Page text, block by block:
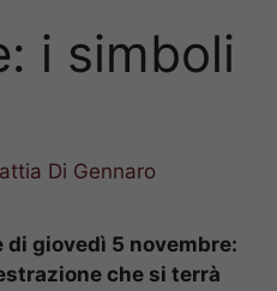
i simboli
Di Gennaro
giovedì 5 novembre:
che si terrà